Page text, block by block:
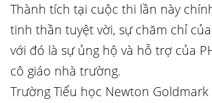
Thành tích tại cuộc thi lần này
tinh thần tuyệt vời, sự chăm chỉ
với đó là sự ủng hộ và hỗ trợ của
cô giáo nhà trường.
Trường Tiểu học Newton